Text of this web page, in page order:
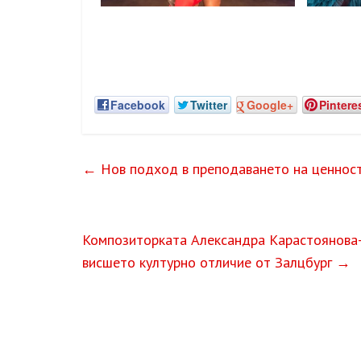
Facebook Twitter Google+
← Нов подход в преподаването на
Композиторката Александра
висшето културно отличие от Залцбург →